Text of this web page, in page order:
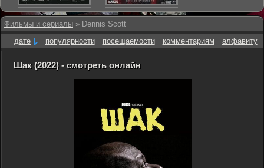
Фильмы и сериалы » Dennis Scott
дате
популярности посещаемости комментариям алфавиту
Шак (2022) - смотреть онлайн